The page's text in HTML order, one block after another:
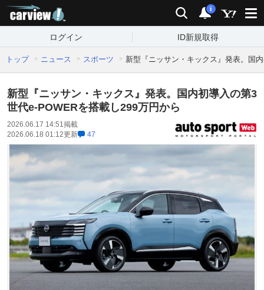
検索 通知
i
ログイン ID新規取得
トップ ニュース スポーツ 新型『ニッサン・キックス』発表。国
新型『ニッサン・キックス』発表。国内初導入の第3
世代e-POWERを搭載し299万円から
2026.06.17 14:51掲載
2026.06.18 01:12更新 47